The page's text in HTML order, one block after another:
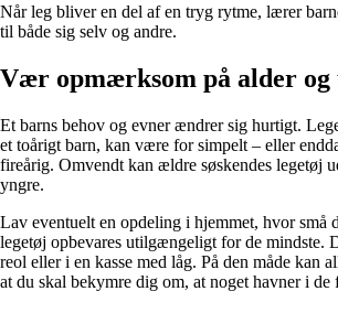
Når leg bliver en del af en tryg rytme, lærer
til både sig selv og andre.
Vær opmærksom på alder
Et barns behov og evner ændrer sig hurtigt.
et toårigt barn, kan være for simpelt – eller
fireårig. Omvendt kan ældre søskendes legetøj
yngre.
Lav eventuelt en opdeling i hjemmet, hvor små
legetøj opbevares utilgængeligt for de mindste.
reol eller i en kasse med låg. På den måde kan
at du skal bekymre dig om, at noget havner i de